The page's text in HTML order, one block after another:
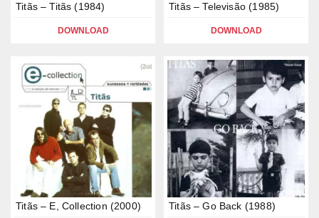
Titãs – Titãs (1984)
DOWNLOAD
Titãs – Televisão (1985)
DOWNLOAD
Titãs – E, Collection (2000) Titãs – Go Back (1988)